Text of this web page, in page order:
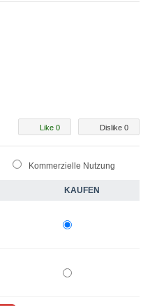
Dislike 0
Like 0
Kommerzielle Nutzung
KAUFEN